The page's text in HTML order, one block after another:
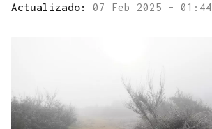
Actualizado: 07 Feb 2025 - 01:44